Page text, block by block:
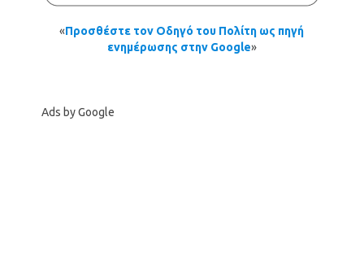
«Προσθέστε τον Οδηγό του Πολίτη ως πηγή
ενημέρωσης στην Google»
Ads by Google